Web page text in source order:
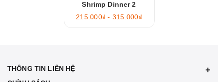
Shrimp Dinner 2
215.000₫ - 315.000₫
THÔNG TIN LIÊN HỆ